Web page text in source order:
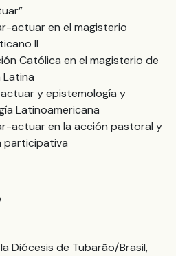
actuar en el magisterio
II
Católica en el magisterio de
Latina
y epistemología y
Latinoamericana
actuar en la acción pastoral y
participativa
Diócesis de Tubarão/Brasil,